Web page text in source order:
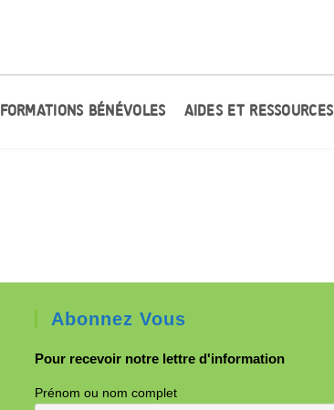
FORMATIONS BÉNÉVOLES AIDES ET RESSOURCES
Abonnez Vous
Pour recevoir notre lettre d'information
Prénom ou nom complet